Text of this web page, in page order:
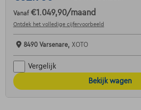
Vanaf €1.049,90/maand
Ontdek het volledige cijfervoorbeeld
8490 Varsenare, XOTO
Vergelijk
Bekijk wagen